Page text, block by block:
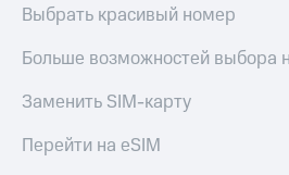
Выбрать красивый номер
Больше возможностей выбора
Заменить SIM-карту
Перейти на eSIM